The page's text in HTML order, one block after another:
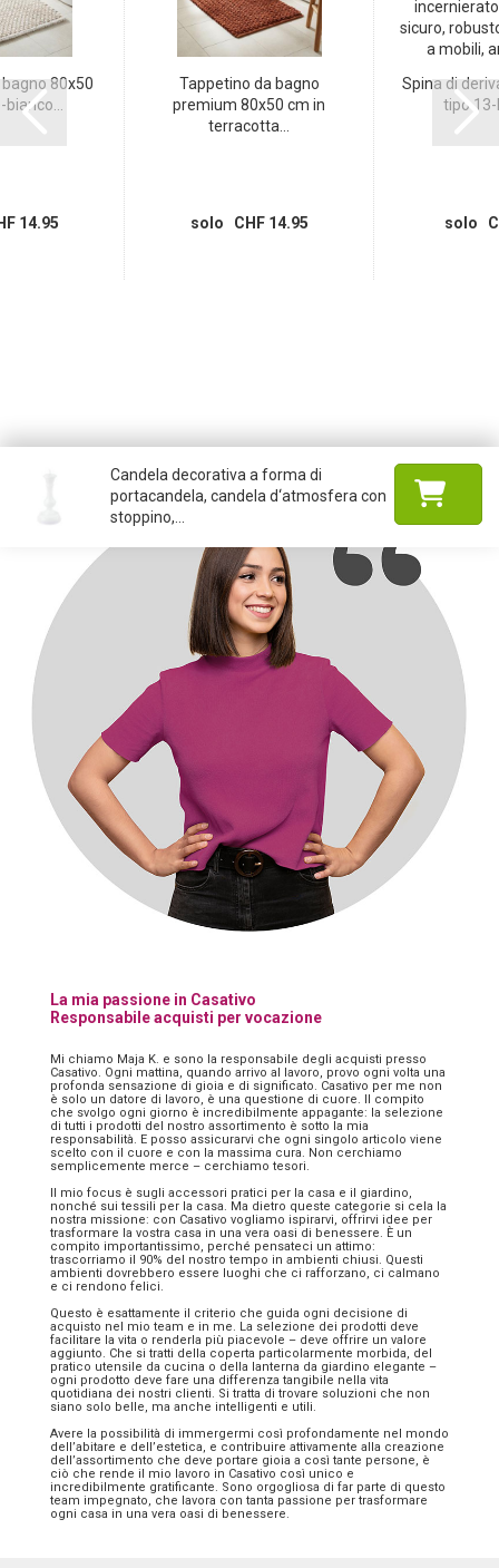
80x50
14.95
Tappetino da bagno
premium 80x50 cm in
terracotta...
solo CHF 14.95
Spina di
tipo 13-
solo
Candela decorativa a forma di
portacandela, candela d‘atmosfera con
stoppino,...
La mia passione in Casativo
Responsabile acquisti per vocazione
Mi chiamo Maja K. e sono la responsabile degli acquisti presso
Casativo. Ogni mattina, quando arrivo al lavoro, provo ogni volta una
profonda sensazione di gioia e di significato. Casativo per me non
è solo un datore di lavoro, è una questione di cuore. Il compito
che svolgo ogni giorno è incredibilmente appagante: la selezione
di tutti i prodotti del nostro assortimento è sotto la mia
responsabilità. E posso assicurarvi che ogni singolo articolo viene
scelto con il cuore e con la massima cura. Non cerchiamo
semplicemente merce – cerchiamo tesori.
Il mio focus è sugli accessori pratici per la casa e il giardino,
nonché sui tessili per la casa. Ma dietro queste categorie si cela la
nostra missione: con Casativo vogliamo ispirarvi, offrirvi idee per
trasformare la vostra casa in una vera oasi di benessere. È un
compito importantissimo, perché pensateci un attimo:
trascorriamo il 90% del nostro tempo in ambienti chiusi. Questi
ambienti dovrebbero essere luoghi che ci rafforzano, ci calmano
e ci rendono felici.
Questo è esattamente il criterio che guida ogni decisione di
acquisto nel mio team e in me. La selezione dei prodotti deve
facilitare la vita o renderla più piacevole – deve offrire un valore
aggiunto. Che si tratti della coperta particolarmente morbida, del
pratico utensile da cucina o della lanterna da giardino elegante –
ogni prodotto deve fare una differenza tangibile nella vita
quotidiana dei nostri clienti. Si tratta di trovare soluzioni che non
siano solo belle, ma anche intelligenti e utili.
Avere la possibilità di immergermi così profondamente nel mondo
dell’abitare e dell’estetica, e contribuire attivamente alla creazione
dell’assortimento che deve portare gioia a così tante persone, è
ciò che rende il mio lavoro in Casativo così unico e
incredibilmente gratificante. Sono orgogliosa di far parte di questo
team impegnato, che lavora con tanta passione per trasformare
ogni casa in una vera oasi di benessere.